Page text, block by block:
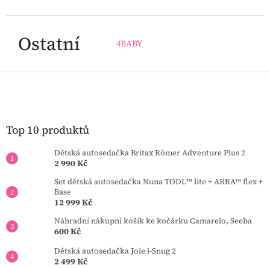
Ostatní 4BABY
Z
Top 10 produktů
Dětská autosedačka Britax Römer Adventure Plus 2
2 990 Kč
Set dětská autosedačka Nuna TODL™ lite + ARRA™ flex +
Base
12 999 Kč
Náhradní nákupní košík ke kočárku Camarelo, Seeba
600 Kč
Dětská autosedačka Joie i-Snug 2
2 499 Kč